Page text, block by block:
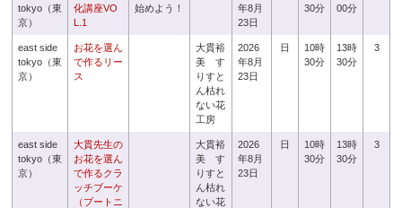
tokyo（東
京）
化講座VO
L.1
始めよう！
年8月
23日
30分
00分
east side
tokyo（東
京）
お花を選ん
で作るリー
ス
大貫裕
美 す
りすと
ん枯れ
ない花
工房
2026
年8月
23日
日
10時
30分
13時
30分
3
east side
tokyo（東
京）
大貫先生の
お花を選ん
で作るクラ
ッチブーケ
（ブートニ
大貫裕
美 す
りすと
ん枯れ
ない花
2026
年8月
23日
日
10時
30分
13時
30分
3